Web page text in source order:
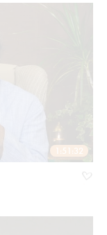
1:51:32